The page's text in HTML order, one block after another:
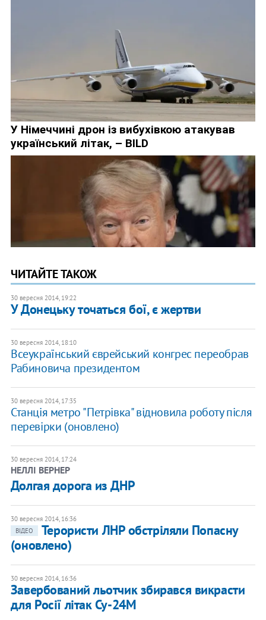
ЧИТАЙТЕ ТАКОЖ
30 вересня 2014, 19:22
У Донецьку точаться бої, є жертви
30 вересня 2014, 18:10
Всеукраїнський єврейський конгрес переобрав
Рабиновича президентом
30 вересня 2014, 17:35
Станція метро "Петрівка" відновила роботу після
перевірки (оновлено)
30 вересня 2014, 17:24
НЕЛЛІ ВЕРНЕР
Долгая дорога из ДНР
30 вересня 2014, 16:36
ВІДЕО
Терористи ЛНР обстріляли Попасну
(оновлено)
30 вересня 2014, 16:36
Завербований льотчик збирався викрасти
для Росії літак Су-24М